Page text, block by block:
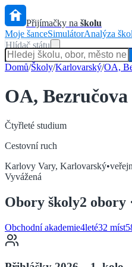
Přijímačky na školu
Moje šanceSimulátorAnalýza škol
Hlídač státu
Domů/Školy/Karlovarský/OA,
OA, Bezručova
Čtyřleté studium
Cestovní ruch
Karlovy Vary, Karlovarský•
Vyvážená
Obory školy2 obory
Obchodní akademie4leté32 míst